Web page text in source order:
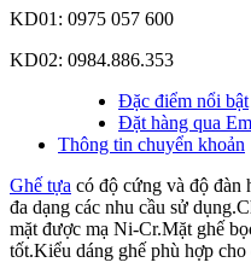
KD01: 0975 057 600
KD02: 0984.886.353
Đặc điểm nổi bật
Đặt hàng qua
Thông tin chuyển khoản
Ghế tựa có độ cứng và độ đàn
đa dạng các nhu cầu sử
mặt được mạ Ni-Cr.Mặt ghế
tốt.Kiểu dáng ghế phù hợp